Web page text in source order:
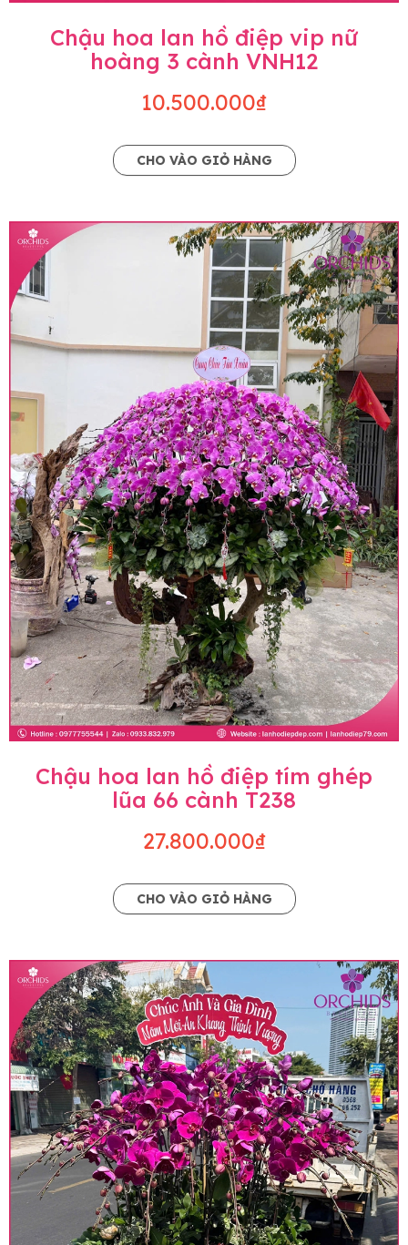
Chậu hoa lan hồ điệp vip nữ
hoàng 3 cành VNH12
10.500.000₫
CHO VÀO GIỎ HÀNG
Chậu hoa lan hồ điệp tím ghép
lũa 66 cành T238
27.800.000₫
CHO VÀO GIỎ HÀNG